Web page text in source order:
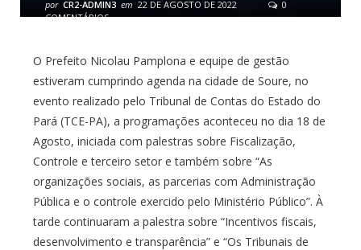
por CR2-ADMIN3 em 22 DE AGOSTO DE 2022
0
COMENTÁRIOS
O Prefeito Nicolau Pamplona e equipe de gestão
estiveram cumprindo agenda na cidade de Soure, no
evento realizado pelo Tribunal de Contas do Estado do
Pará (TCE-PA), a programações aconteceu no dia 18 de
Agosto, iniciada com palestras sobre Fiscalização,
Controle e terceiro setor e também sobre “As
organizações sociais, as parcerias com Administração
Pública e o controle exercido pelo Ministério Público”. À
tarde continuaram a palestra sobre “Incentivos fiscais,
desenvolvimento e transparência” e “Os Tribunais de